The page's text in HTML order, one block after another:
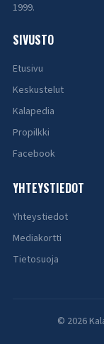
1999.
SIVUSTO
Etusivu
Keskustelut
Kalapedia
Propilkki
Facebook
YHTEYSTIEDOT
Yhteystiedot
Mediakortti
Tietosuoja
© 2026